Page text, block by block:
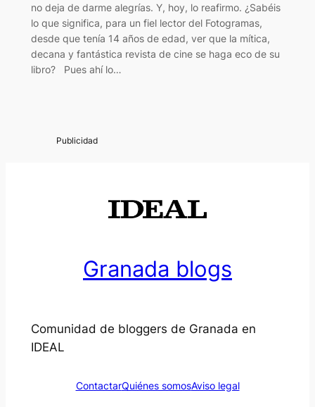
no deja de darme alegrías. Y, hoy, lo reafirmo. ¿Sabéis
lo que significa, para un fiel lector del Fotogramas,
desde que tenía 14 años de edad, ver que la mítica,
decana y fantástica revista de cine se haga eco de su
libro? Pues ahí lo…
Granada blogs
Comunidad de bloggers de Granada en
IDEAL
ContactarQuiénes somosAviso legal